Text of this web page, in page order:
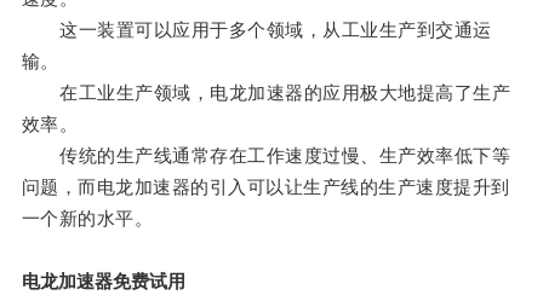
这一装置可以应用于多个领域，从工业生产到交通运
输。
在工业生产领域，电龙加速器的应用极大地提高了生产
效率。
传统的生产线通常存在工作速度过慢、生产效率低下等
问题，而电龙加速器的引入可以让生产线的生产速度提升到
一个新的水平。
电龙加速器免费试用